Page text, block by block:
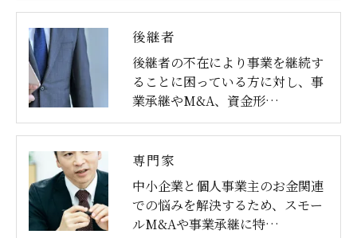
後継者
後継者の不在により事業を継続す
ることに困っている方に対し、事
業承継やM&A、資金形…
専門家
中小企業と個人事業主のお金関連
での悩みを解決するため、スモー
ルM&Aや事業承継に特…